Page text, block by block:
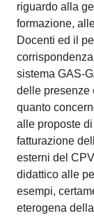
riguardo alla
formazione,
Docenti ed il
sistema GAS-
delle presenze
quanto
alle proposte
fatturazione
esterni del
didattico alle
esempi,
eterogena